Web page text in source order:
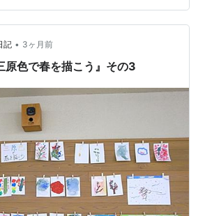
の畑に取り掛かる。写真手前が剪定
の木。 畑の側の道路下の水路ののり
が赤い蕾が現れ…
記 • 3ヶ月前
色で春を描こう』その3